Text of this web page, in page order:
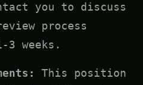
you to discuss
process
weeks.
This position